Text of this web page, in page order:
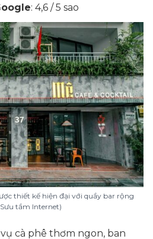
: 4,6 / 5 sao
thiết kế hiện đại với quầy bar rộng
tầm Internet)
cà phê thơm ngon, ban